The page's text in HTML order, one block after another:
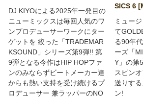
DJ KIYOによる2025年一発目の
ニューミックスは毎回人気のワ
ンプロデューサーワークにター
ゲットを 絞った「TRADEMAR
KSOUND」シリーズ第9弾!! 第
9弾となる今作はHIP HOPファ
ンのみならずビートメーカー達
からも熱い支持を受け続けるプ
ロデューサー 兼ラッパーのNO
SICS 6
ミュー
て
る90年
ーズ「
Y」の第
スピン
送りす
ン!